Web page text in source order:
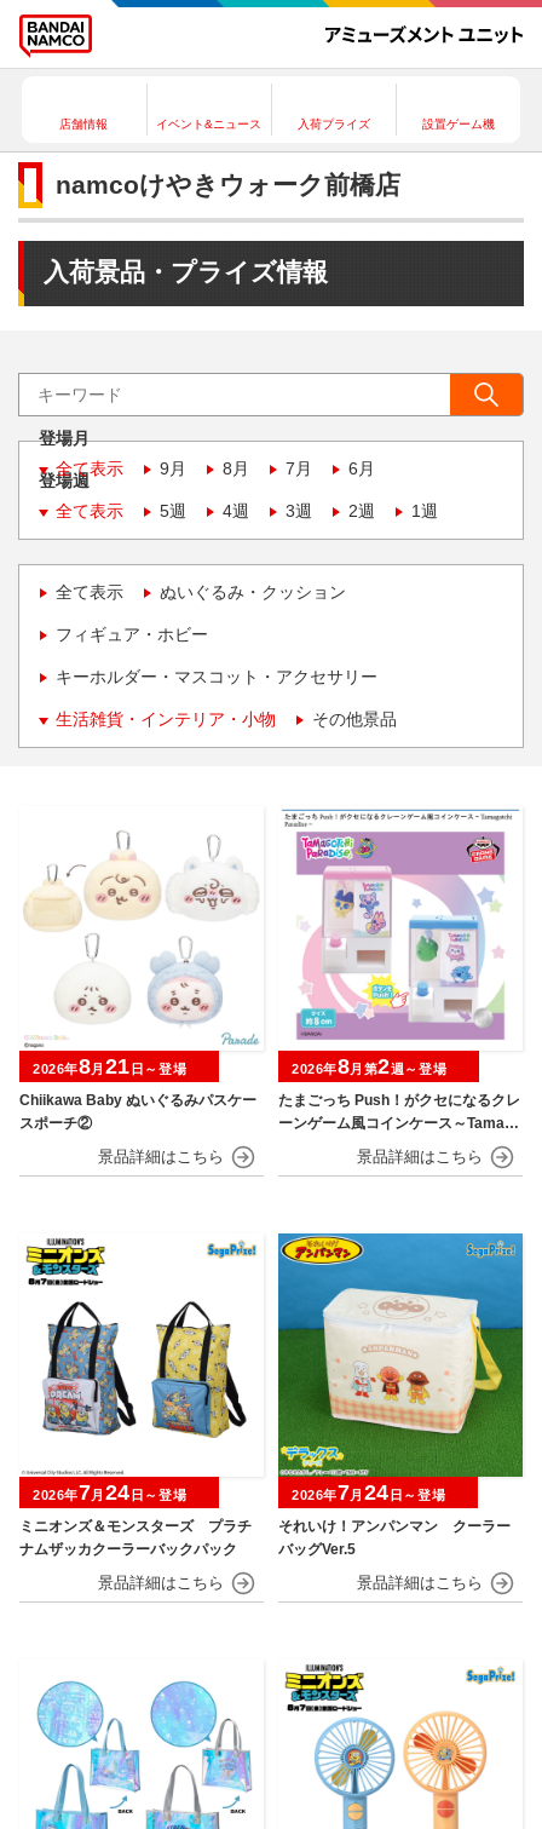
店舗情報 イベント&ニュース 入荷プライズ 設置ゲーム機
namcoけやきウォーク前橋店
入荷景品・プライズ情報
登場月
全て表示
9月 8月 7月 6月
登場週
全て表示
5週 4週 3週 2週 1週
全て表示 ぬいぐるみ・クッション
フィギュア・ホビー
キーホルダー・マスコット・アクセサリー
生活雑貨・インテリア・小物 その他景品
Chiikawa Baby ぬいぐるみパスケー
スポーチ②
2026年8月 21 日～登場
たまごっち Push！がクセになるクレ
ーンゲーム風コインケース～Tamago
tchi Paradise～
2026年8月第2週～登場
ミニオンズ＆モンスターズ プラチ
ナムザッカクーラーバックパック
2026年7月 24 日～登場
それいけ！アンパンマン クーラー
バッグVer.5
2026年7月 24 日～登場